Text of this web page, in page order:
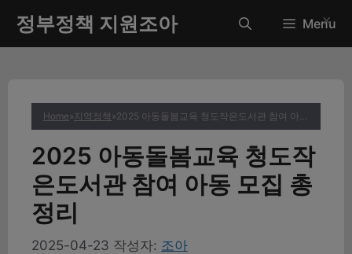
츠
정부정책 지원조아 Menu
Home»지역정책 » 2025 아동돌봄교육 청도작은도서관 참여 아동 모집 총정리
2025 아동돌봄교육 청도작
은도서관 참여 아동 모집 총
정리
2025-04-23 작성자: 조아
✕